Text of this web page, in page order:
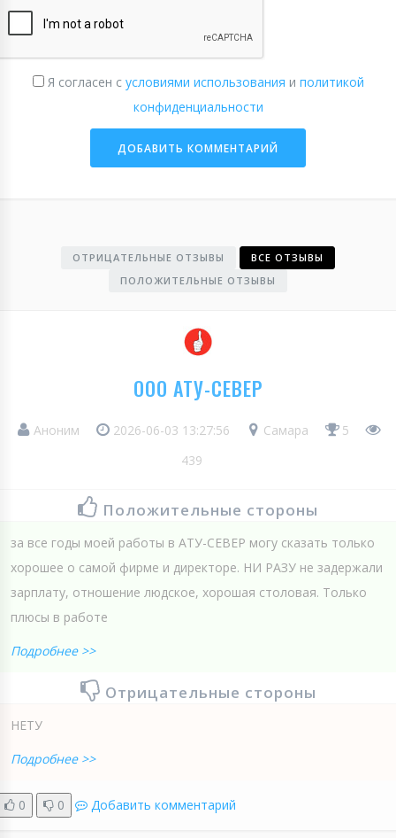
Я согласен с условиями использования и политикой
конфиденциальности
ОТРИЦАТЕЛЬНЫЕ ОТЗЫВЫ
ВСЕ ОТЗЫВЫ
ПОЛОЖИТЕЛЬНЫЕ ОТЗЫВЫ
ООО АТУ-СЕВЕР
Аноним 2026-06-03 13:27:56 Самара
5
439
Положительные стороны
за все годы моей работы в АТУ-СЕВЕР могу сказать только
хорошее о самой фирме и директоре. НИ РАЗУ не задержали
зарплату, отношение людское, хорошая столовая. Только
плюсы в работе
Подробнее >>
Отрицательные стороны
НЕТУ
Подробнее >>
0 0 Добавить комментарий